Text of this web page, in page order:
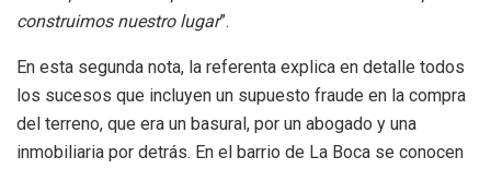
construimos nuestro lugar”.
En esta segunda nota, la referenta explica en detalle todos
los sucesos que incluyen un supuesto fraude en la compra
del terreno, que era un basural, por un abogado y una
inmobiliaria por detrás. En el barrio de La Boca se conocen